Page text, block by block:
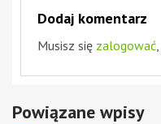
Dodaj komentarz
Musisz się zalogować
Powiązane wpisy